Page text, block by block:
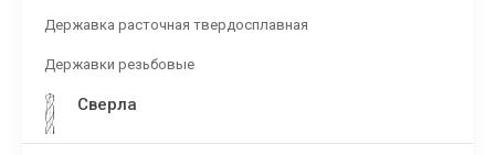
Державка расточная твердосплавная
Державки резьбовые
Сверла